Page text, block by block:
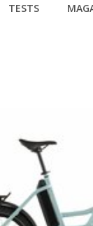
TESTS